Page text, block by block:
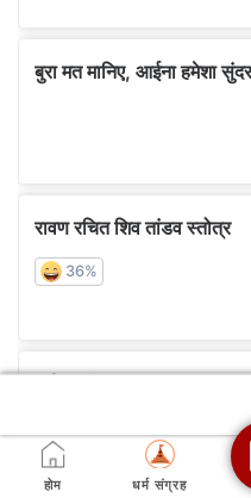
होम धर्म संग्रह